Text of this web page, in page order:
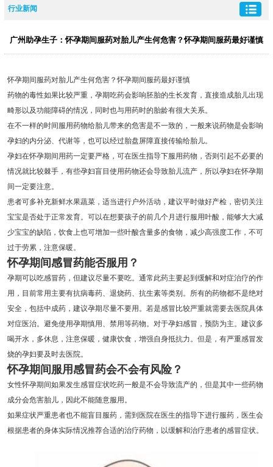
行业新闻
广州助孕生子：怀孕期间服药对胎儿产生何危害？怀孕期间服药最好谨慎
怀孕期间服药对胎儿产生何危害？怀孕期间服药最好谨慎
药物的毒性如果比较严重，孕期吃药会影响胚胎的生长发育，直接造成胎儿出现
畸形以及功能障碍的情况，同时也与用药时的胎龄有很大关系。
在不一样的时间服用药物给胎儿带来的危害是不一致的，一般来说药物是会影响
孕妇的内分泌、代谢等，也可以经过胎盘屏障直接传输给胎儿。
孕妇在怀孕期间用药一定要严格，可在医生指导下服用药物，否则引起不必要的
情况就比较棘手，有些孕妇盲目使用药物还会导致胎儿流产，所以孕妇在怀孕期
间一定要注意。
患者可多补充新鲜水果蔬菜，适当进行户外活动，建议平时做好产检，密切关注
宝宝是否处于正常发育。可以在想要孩子的前几个月进行服用叶酸，能够大大减
少宝宝的缺陷，饮食上也可增加一些叶酸含量多的食物，减少高强度工作，不可
过于劳累，注意保暖。
怀孕期间感冒药能否服用？
孕期可以吃感冒药，但建议尽量不要吃。通常此药主要起到缓解和对症治疗的作
用，目前常用主要有抗病毒药、退烧药、抗生素等类别。所有的药物都不是绝对
安全，包括中成药，建议孕期尽量不要用。若是感冒比较严重就需要去医院具体
对症医治。避免使用孕期慎用、禁用等药物。对于孕妇感冒，预防为主。建议多
喝开水，多休息，注意保暖，健康饮食，增强自身抵抗力。但是，有严重感冒发
烧的孕妇要及时去医院。
怀孕期间服用感冒药会不会有风险？
女性怀孕期间如果发生感冒症状吃药一般是不会导致流产的，但是其中一些药物
成分会危害胎儿，因此不能随意服用。
如果症状严重患者也不能盲目服药，需到医院在医生的指导下进行服药，医生会
根据患者的身体实际情况推荐合适的治疗药物，以缓解和治疗患者的感冒症状。